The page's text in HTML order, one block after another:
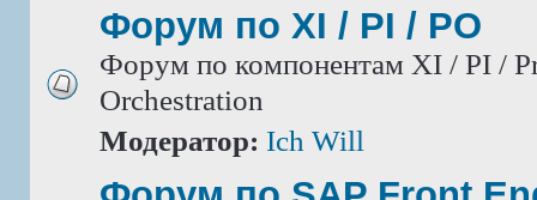
Форум по XI / PI / РО
Форум по компонентам XI / PI /
Orchestration
Модератор: Ich Will